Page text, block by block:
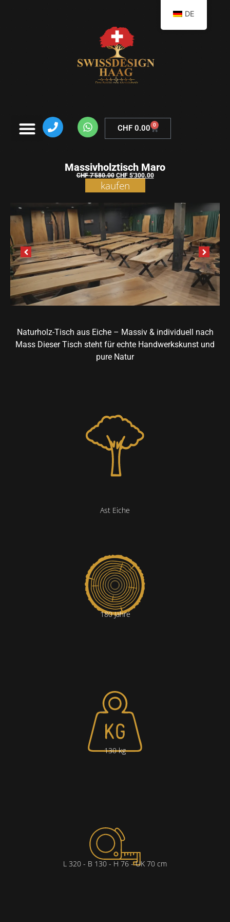
CHF0.00 0
Massivholztisch Maro
CHF7'580.00 CHF5'300.00
kaufen
Naturholz-Tisch aus Eiche – Massiv & individuell nach
Mass Dieser Tisch steht für echte Handwerkskunst und
pure Natur
Ast Eiche
180 Jahre
130 kg
L 320 - B 130 - H 76 - UK 70 cm
DE